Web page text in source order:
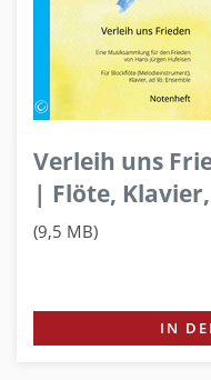
Verleih uns
| Flöte,
(9,5 MB)
IN